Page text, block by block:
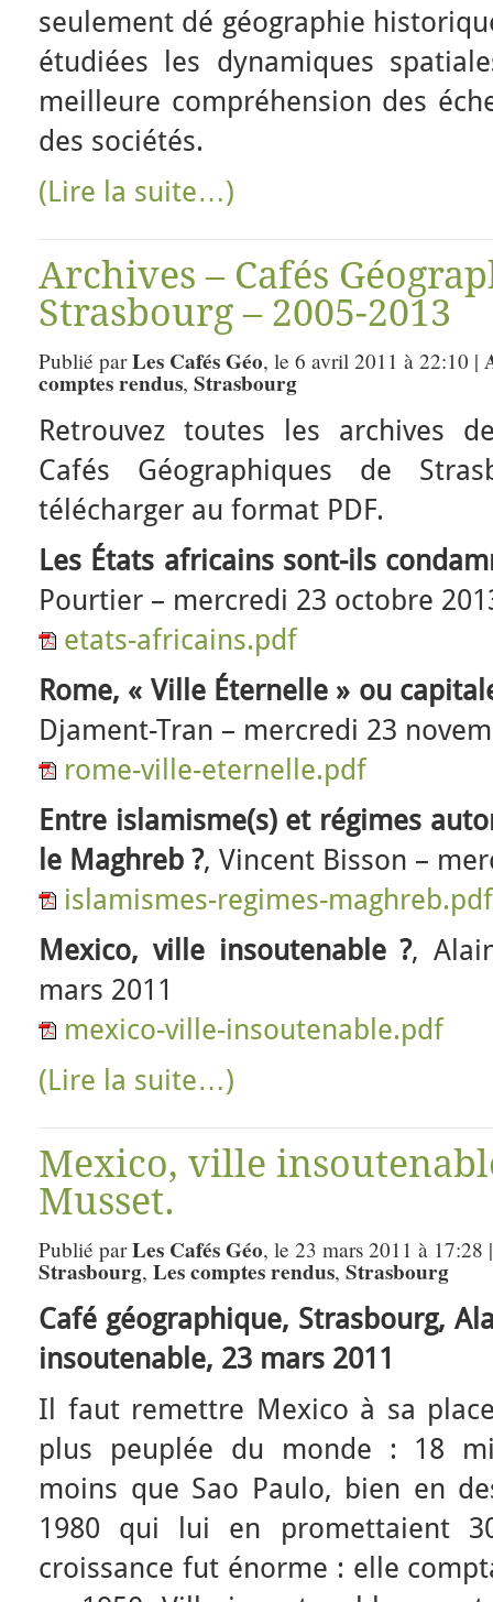
seulement dé géographie
étudiées les dynamiques
meilleure compréhension des
des sociétés.
(Lire la suite…)
Archives – Cafés
Strasbourg – 2005-2013
Publié parLes Cafés Géo, le 6 avril 2011 à 22:10 |
comptes rendus, Strasbourg
Retrouvez toutes les archives
Cafés Géographiques de
télécharger au format PDF.
Les États africains sont-ils
Pourtier – mercredi 23 octobre
etats-africains.pdf
Rome, « Ville Éternelle » ou
Djament-Tran – mercredi 23
rome-ville-eternelle.pdf
Entre islamisme(s) et régimes
le Maghreb ?, Vincent Bisson –
islamismes-regimes-maghreb.pdf
Mexico, ville insoutenable ?,
mars 2011
mexico-ville-insoutenable.pdf
(Lire la suite…)
Mexico, ville
Musset.
Publié parLes Cafés Géo, le 23 mars 2011 à 17:28
Strasbourg, Les comptes rendus, Strasbourg
Café géographique, Strasbourg,
insoutenable, 23 mars 2011
Il faut remettre Mexico à sa
plus peuplée du monde : 18
moins que Sao Paulo, bien en
1980 qui lui en promettaient
croissance fut énorme : elle